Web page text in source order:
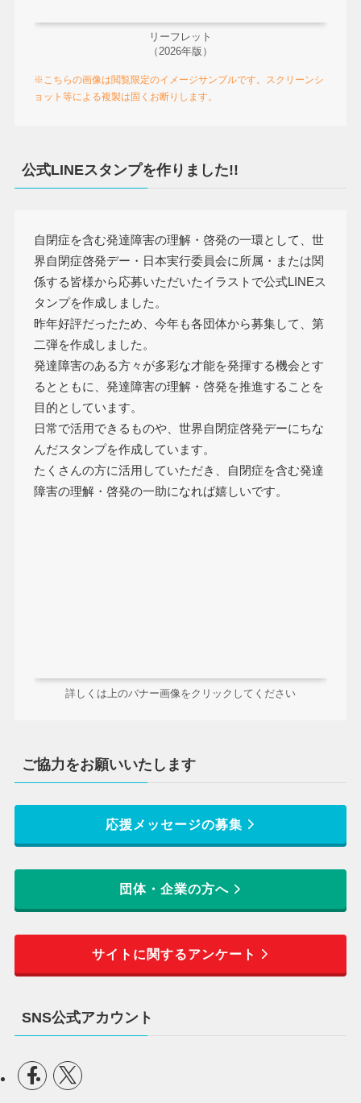
リーフレット
（2026年版）
※こちらの画像は閲覧限定のイメージサンプルです。スクリーンシ
ョット等による複製は固くお断りします。
公式LINEスタンプを作りました!!
自閉症を含む発達障害の理解・啓発の一環として、世
界自閉症啓発デー・日本実行委員会に所属・または関
係する皆様から応募いただいたイラストで公式LINEス
タンプを作成しました。
昨年好評だったため、今年も各団体から募集して、第
二弾を作成しました。
発達障害のある方々が多彩な才能を発揮する機会とす
るとともに、発達障害の理解・啓発を推進することを
目的としています。
日常で活用できるものや、世界自閉症啓発デーにちな
んだスタンプを作成しています。
たくさんの方に活用していただき、自閉症を含む発達
障害の理解・啓発の一助になれば嬉しいです。
詳しくは上のバナー画像をクリックしてください
ご協力をお願いいたします
応援メッセージの募集
団体・企業の方へ
サイトに関するアンケート
SNS公式アカウント